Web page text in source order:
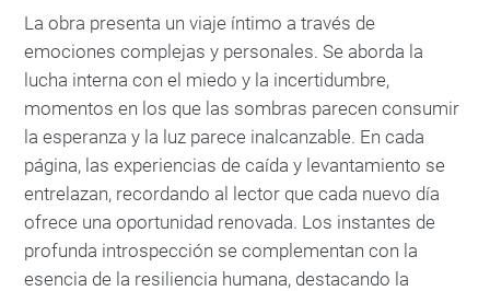
La obra presenta un viaje íntimo a través de
emociones complejas y personales. Se aborda la
lucha interna con el miedo y la incertidumbre,
momentos en los que las sombras parecen consumir
la esperanza y la luz parece inalcanzable. En cada
página, las experiencias de caída y levantamiento se
entrelazan, recordando al lector que cada nuevo día
ofrece una oportunidad renovada. Los instantes de
profunda introspección se complementan con la
esencia de la resiliencia humana, destacando la